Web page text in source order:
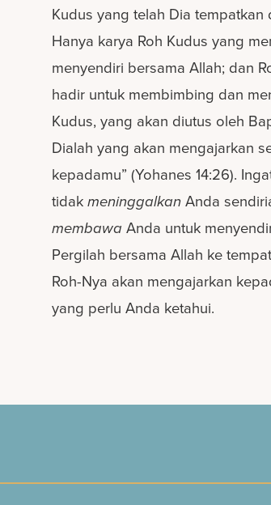
Kudus yang telah Dia tempatkan
Hanya karya Roh Kudus yang
menyendiri bersama Allah; dan
hadir untuk membimbing dan
Kudus, yang akan diutus oleh
Dialah yang akan mengajarkan
kepadamu” (Yohanes 14:26).
tidakmeninggalkanAnda
membawa Anda untuk
Pergilah bersama Allah ke
Roh-Nya akan mengajarkan
yang perlu Anda ketahui.